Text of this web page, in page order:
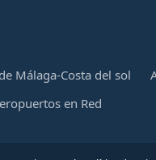
Málaga-Costa del sol
en Red